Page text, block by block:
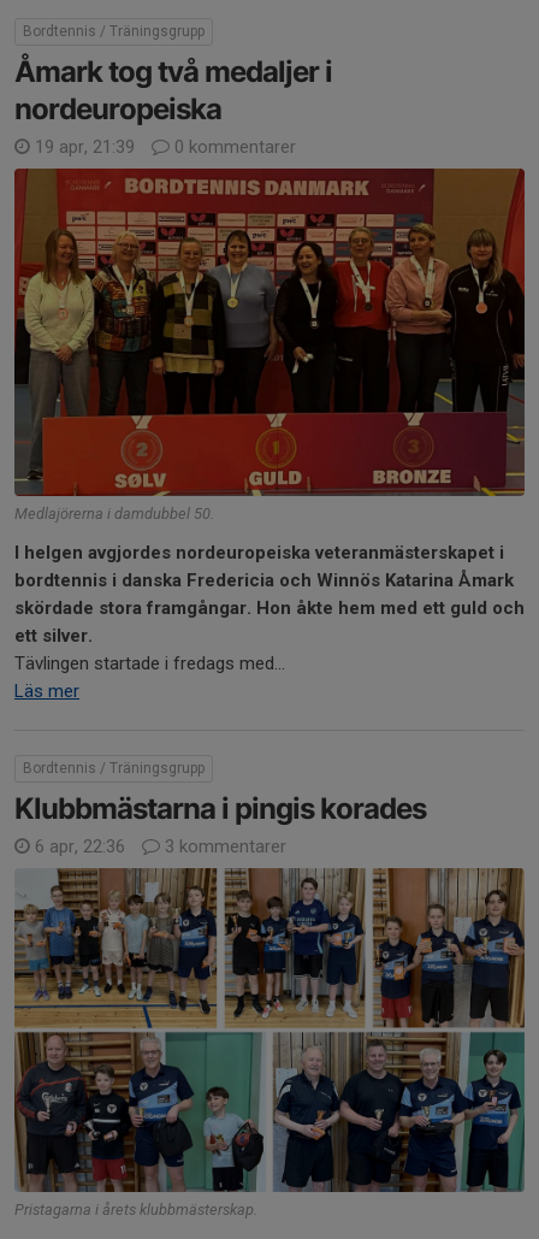
Bordtennis / Träningsgrupp
Åmark tog två medaljer i
nordeuropeiska
19 apr, 21:39 0 kommentarer
Medlajörerna i damdubbel 50.
I helgen avgjordes nordeuropeiska veteranmästerskapet i
bordtennis i danska Fredericia och Winnös Katarina Åmark
skördade stora framgångar. Hon åkte hem med ett guld och
ett silver.
Tävlingen startade i fredags med...
Läs mer
Bordtennis / Träningsgrupp
Klubbmästarna i pingis korades
6 apr, 22:36 3 kommentarer
Pristagarna i årets klubbmästerskap.